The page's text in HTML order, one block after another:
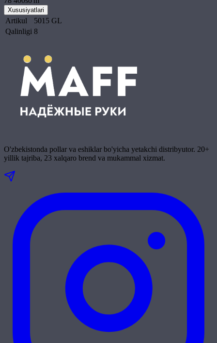
Xususiyatlari
Artikul
5015 GL
Qalinligi 8
O'zbekistonda pollar va eshiklar bo'yicha yetakchi distribyutor. 20+
yillik tajriba, 23 xalqaro brend va mukammal xizmat.